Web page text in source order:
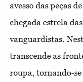
avesso das peças
chegada estrela
vanguardistas.
transcende as
roupa, tornando-